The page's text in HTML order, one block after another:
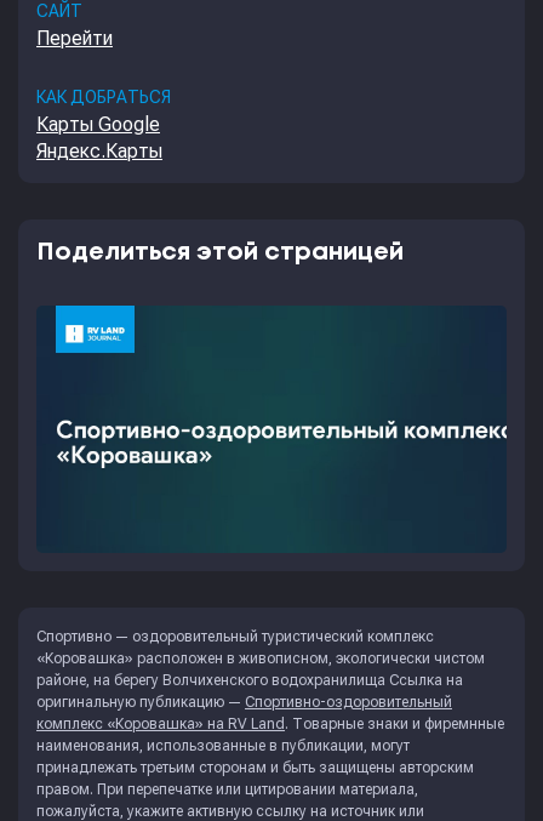
САЙТ
Перейти
КАК ДОБРАТЬСЯ
Карты Google
Яндекс.Карты
Поделиться этой страницей
Спортивно — оздоровительный туристический комплекс
«Коровашка» расположен в живописном, экологически чистом
районе, на берегу Волчихенского водохранилища Ссылка на
оригинальную публикацию — Спортивно-оздоровительный
комплекс «Коровашка» на RV Land . Товарные знаки и фиремнные
наименования, использованные в публикации, могут
принадлежать третьим сторонам и быть защищены авторским
правом. При перепечатке или цитировании материала,
пожалуйста, укажите активную ссылку на источник или